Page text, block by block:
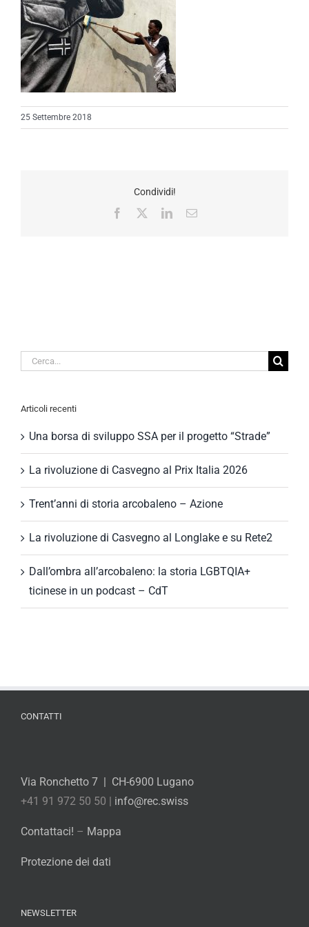
25 Settembre 2018
Condividi!
Facebook
LinkedInEmail
Cerca
Articoli recenti
Una borsa di sviluppo SSA per il progetto “Strade”
La rivoluzione di Casvegno al Prix Italia 2026
Trent’anni di storia arcobaleno – Azione
La rivoluzione di Casvegno al Longlake e su Rete2
Dall’ombra all’arcobaleno: la storia LGBTQIA+
ticinese in un podcast – CdT
CONTATTI
Via Ronchetto 7 | CH-6900 Lugano
+41 91 972 50 50 | info@rec.swiss
Contattaci! – Mappa
Protezione dei dati
NEWSLETTER